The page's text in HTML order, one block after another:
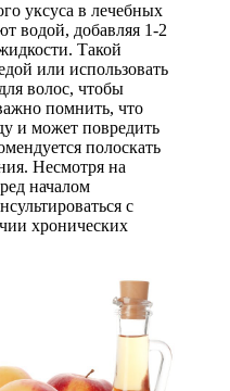
уксуса в лечебных
водой, добавляя 1-2
Такой
или использовать
волос, чтобы
помнить, что
и может повредить
полоскать
Несмотря на
началом
с
хронических